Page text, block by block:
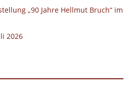
„90 Jahre Hellmut Bruch“ im
2026